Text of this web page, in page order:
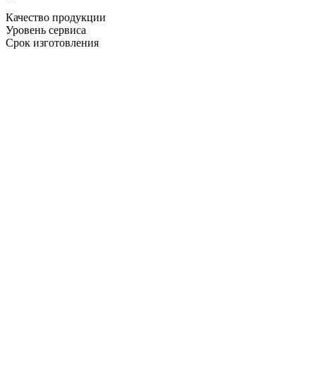
Качество продукции
Уровень сервиса
Срок изготовления